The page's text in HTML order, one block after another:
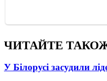
ЧИТАЙТЕ
У Білорусі засудили